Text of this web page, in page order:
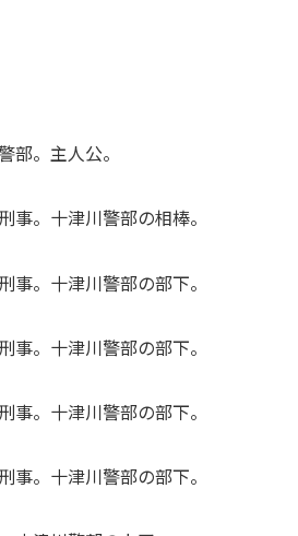
部。主人公。
事。十津川警部の相棒。
事。十津川警部の部下。
事。十津川警部の部下。
事。十津川警部の部下。
事。十津川警部の部下。